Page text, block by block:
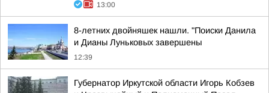
13:00
8-летних двойняшек нашли. "Поиски Данила
и Дианы Луньковых завершены
12:39
Губернатор Иркутской области Игорь Кобзев